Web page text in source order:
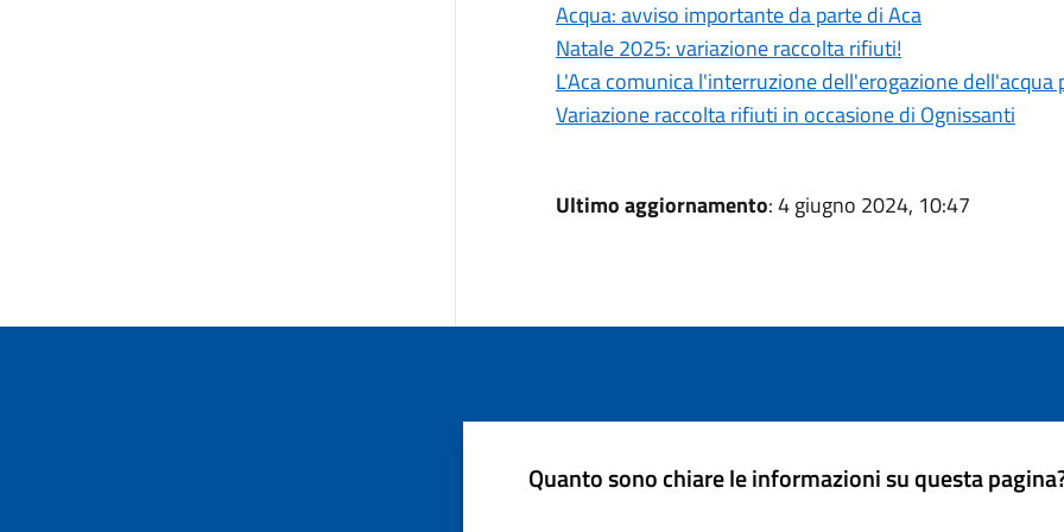
Acqua: avviso importante da parte di Aca
Natale 2025: variazione raccolta rifiuti!
L'Aca comunica l'interruzione dell'erogazione
Variazione raccolta rifiuti in occasione di Ognissanti
Ultimo aggiornamento: 4 giugno 2024, 10:47
Quanto sono chiare le informazioni su questa